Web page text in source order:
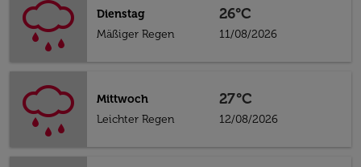
Dienstag
Mäßiger Regen
26°C
11/08/2026
Mittwoch
Leichter Regen
27°C
12/08/2026